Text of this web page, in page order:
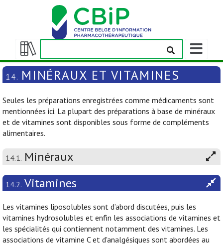
Afficher/masquer
la
table
matières
Afficher/
la
barre
navigation
14. MINÉRAUX ET VITAMINES
Seules les préparations enregistrées comme médicaments sont
mentionnées ici. La plupart des préparations à base de minéraux
et de vitamines sont disponibles sous forme de compléments
alimentaires.
14.1. Minéraux
14.2. Vitamines
Les vitamines liposolubles sont d’abord discutées, puis les
vitamines hydrosolubles et enfin les associations de vitamines et
les spécialités qui contiennent notamment des vitamines. Les
associations de vitamine C et d'analgésiques sont abordées au